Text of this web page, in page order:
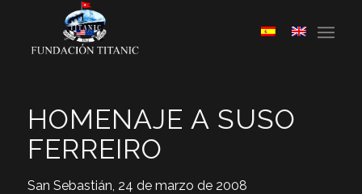
HOMENAJE A SUSO
FERREIRO
San Sebastián, 24 de marzo de 2008